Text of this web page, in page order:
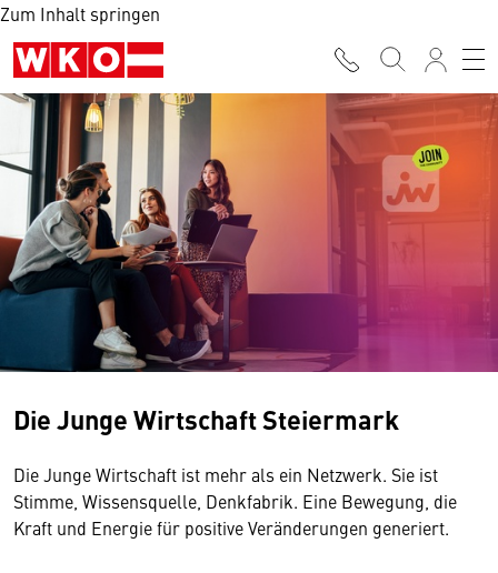
Zum Inhalt springen
Die Junge Wirtschaft Steiermark
Die Junge Wirtschaft ist mehr als ein Netzwerk. Sie ist
Stimme, Wissensquelle, Denkfabrik. Eine Bewegung, die
Kraft und Energie für positive Veränderungen generiert.